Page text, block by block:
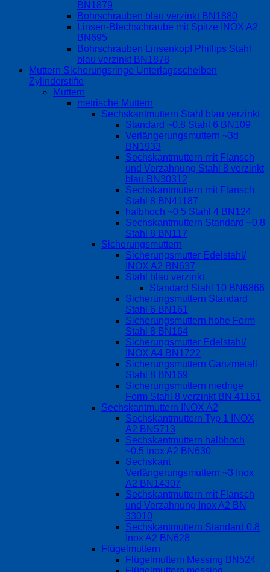
BN1879
Bohrschrauben blau verzinkt BN1880
Linsen-Blechschraube mit Spitze INOX A2
BN695
Bohrschrauben Linsenkopf Phillips Stahl
blau verzinkt BN1878
Muttern Sicherungsringe Unterlagsscheiben
Zylinderstifte
Muttern
metrische Muttern
Sechskantmuttern Stahl blau verzinkt
Standard ~0.8 Stahl 6 BN109
Verlängerungsmuttern ~3d
BN1933
Sechskantmuttern mit Flansch
und Verzahnung Stahl 8 verzinkt
blau BN30312
Sechskantmuttern mit Flansch
Stahl 8 BN41187
halbhoch ~0.5 Stahl 4 BN124
Sechskantmuttern Standard ~0.8
Stahl 8 BN117
Sicherungsmuttern
Sicherungsmutter Edelstahl/
INOX A2 BN637
Stahl blau verzinkt
Standard Stahl 10 BN6866
Sicherungsmuttern Standard
Stahl 6 BN161
Sicherungsmuttern hohe Form
Stahl 8 BN164
Sicherungsmutter Edelstahl/
INOX A4 BN1722
Sicherungsmuttern Ganzmetall
Stahl 8 BN169
Sicherungsmuttern niedrige
Form Stahl 8 verzinkt BN 41161
Sechskantmuttern INOX A2
Sechskantmuttern Typ 1 INOX
A2 BN5713
Sechskantmuttern halbhoch
~0.5 Inox A2 BN630
Sechskant
Verlängerungsmuttern ~3 Inox
A2 BN14307
Sechskantmuttern mit Flansch
und Verzahnung Inox A2 BN
33010
Sechskantmuttern Standard 0.8
Inox A2 BN628
Flügelmuttern
Flügelmuttern Messing BN524